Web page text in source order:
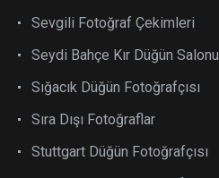
Sevgili Fotoğraf Çekimleri
Seydi Bahçe Kır Düğün Salonu
Sığacık Düğün Fotoğrafçısı
Sıra Dışı Fotoğraflar
Stuttgart Düğün Fotoğrafçısı